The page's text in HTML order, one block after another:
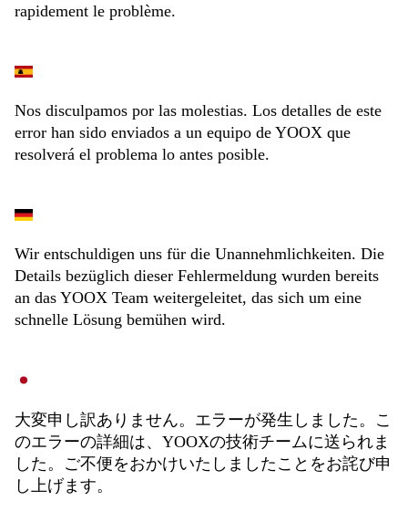
rapidement le problème.
Nos disculpamos por las molestias. Los detalles de este
error han sido enviados a un equipo de YOOX que
resolverá el problema lo antes posible.
Wir entschuldigen uns für die Unannehmlichkeiten. Die
Details bezüglich dieser Fehlermeldung wurden bereits
an das YOOX Team weitergeleitet, das sich um eine
schnelle Lösung bemühen wird.
大変申し訳ありません。エラーが発生しました。こ
のエラーの詳細は、YOOXの技術チームに送られま
した。ご不便をおかけいたしましたことをお詫び申
し上げます。